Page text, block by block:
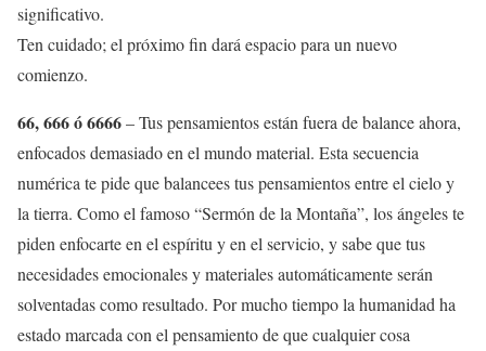
significativo.
Ten cuidado; el próximo fin dará espacio para un nuevo
comienzo.
66, 666 ó 6666– Tus pensamientos están fuera de balance ahora,
enfocados demasiado en el mundo material. Esta secuencia
numérica te pide que balancees tus pensamientos entre el cielo y
la tierra. Como el famoso “Sermón de la Montaña”, los ángeles te
piden enfocarte en el espíritu y en el servicio, y sabe que tus
necesidades emocionales y materiales automáticamente serán
solventadas como resultado. Por mucho tiempo la humanidad ha
estado marcada con el pensamiento de que cualquier cosa